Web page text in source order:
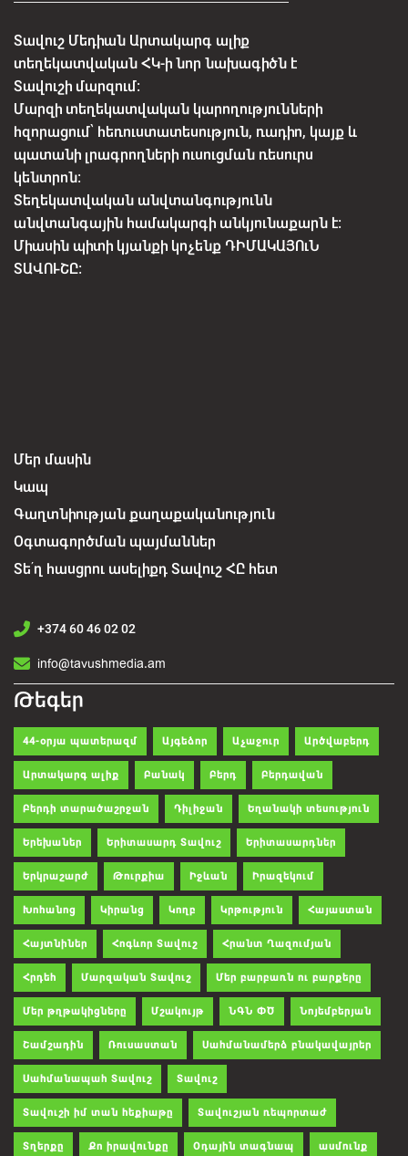
Տավուշ Մեդիան Արտակարգ ալիք
տեղեկատվական ՀԿ-ի նոր նախագիծն է
Տավուշի մարզում:
Մարզի տեղեկատվական կարողությունների
հզորացում՝ հեռուստատեսություն, ռադիո, կայք և
պատանի լրագրողների ուսուցման ռեսուրս
կենտրոն:
Տեղեկատվական անվտանգությունն
անվտանգային համակարգի անկյունաքարն է:
Միասին պիտի կյանքի կոչենք ԴԻՄԱԿԱՅՈւՆ
ՏԱՎՈՒՇԸ:
Մեր մասին
Կապ
Գաղտնիության քաղաքականություն
Օգտագործման պայմաններ
Տե՛ղ հասցրու ասելիքդ Տավուշ ՀԸ հետ
+374 60 46 02 02
info@tavushmedia.am
Թեգեր
44-օրյա պատերազմ Այգեձոր Աչաջուր Արծվաբերդ
Արտակարգ ալիք Բանակ Բերդ Բերդավան
Բերդի տարածաշրջան Դիլիջան Եղանակի տեսություն
Երեխաներ Երիտասարդ Տավուշ Երիտասարդներ
Երկրաշարժ Թուրքիա Իջևան Իրազեկում
Խոհանոց Կիրանց Կողբ Կրթություն Հայաստան
Հայտնիներ Հոգևոր Տավուշ Հրանտ Ղազումյան
Հրդեհ Մարզական Տավուշ Մեր բարբառն ու բարքերը
Մեր թղթակիցները Մշակույթ ՆԳՆ ՓԾ Նոյեմբերյան
Շամշադին Ռուսաստան Սահմանամերձ բնակավայրեր
Սահմանապահ Տավուշ Տավուշ
Տավուշի իմ տան հեքիաթը Տավուշյան ռեպորտաժ
Տղերքը Քո իրավունքը Օդային տագնապ ասմունք